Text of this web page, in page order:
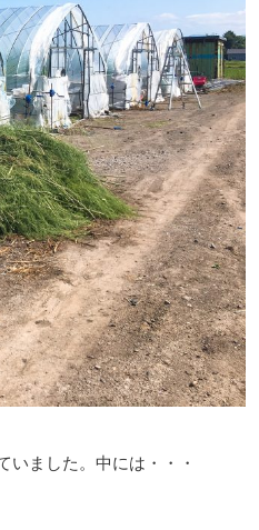
いました。中には・・・